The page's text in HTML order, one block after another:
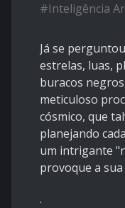
#Inteligência
Já se
estrelas, luas,
buracos
meticuloso
cósmico, que
planejando
um intrigante
provoque a
.